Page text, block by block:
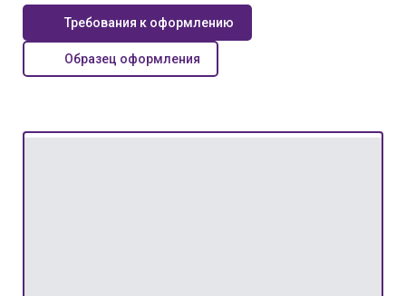
Требования к оформлению
Образец оформления